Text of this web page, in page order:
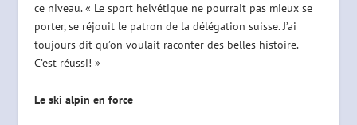
ce niveau. « Le sport helvétique ne pourrait pas mieux se
porter, se réjouit le patron de la délégation suisse. J’ai
toujours dit qu’on voulait raconter des belles histoire.
C’est réussi! »
Le ski alpin en force